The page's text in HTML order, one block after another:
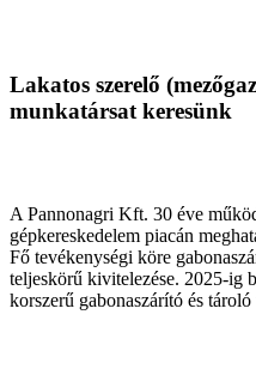
Lakatos szerelő
munkatársat keresünk
A Pannonagri Kft. 30 éve
gépkereskedelem piacán
Fő tevékenységi köre
teljeskörű kivitelezése. 2025-ig
korszerű gabonaszárító és